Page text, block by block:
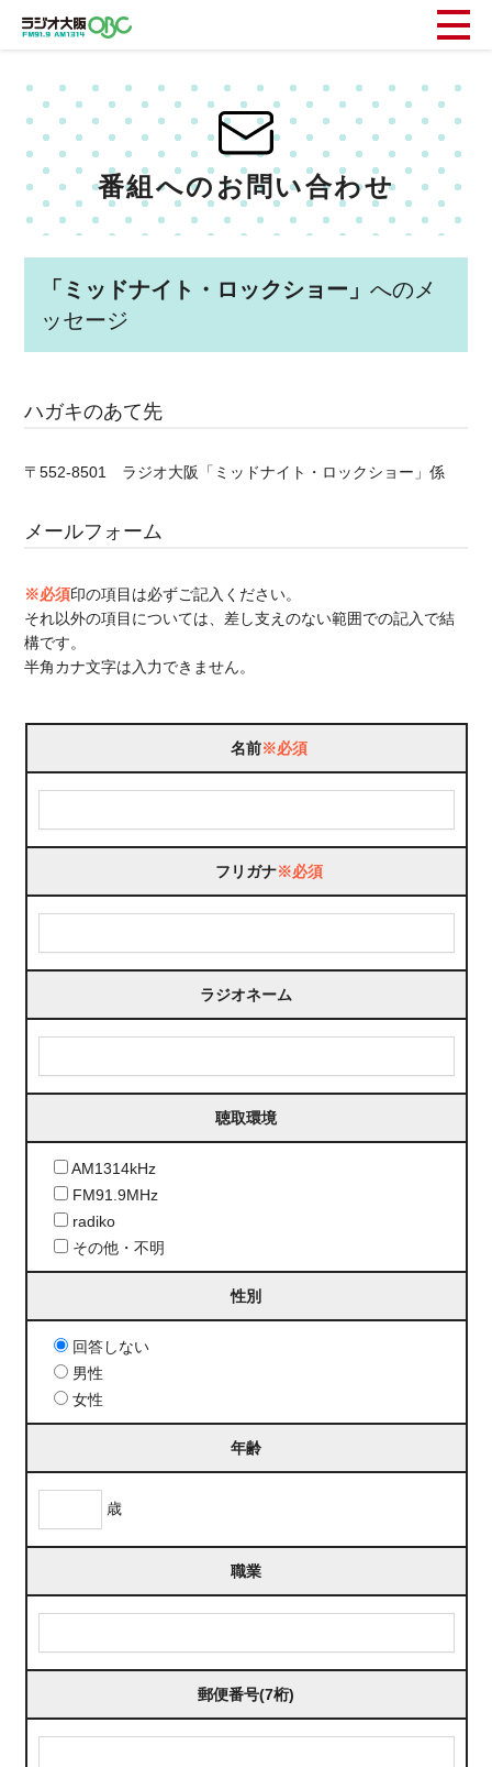
番組へのお問い合わせ
「ミッドナイト・ロックショー」へのメ
ッセージ
ハガキのあて先
〒552-8501 ラジオ大阪「ミッドナイト・ロックショー」係
メールフォーム
※必須印の項目は必ずご記入ください。
それ以外の項目については、差し支えのない範囲での記入で結
構です。
半角カナ文字は入力できません。
名前※必須
フリガナ※必須
ラジオネーム
聴取環境
AM1314kHz
FM91.9MHz
radiko
その他・不明
性別
回答しない
男性
女性
年齢
歳
職業
郵便番号(7桁)